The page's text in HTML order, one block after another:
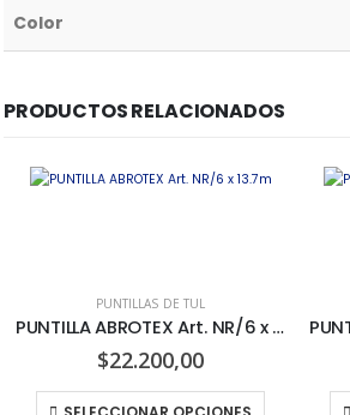
Color
PRODUCTOS RELACIONADOS
PUNTILLAS DE TUL
PUNTILLA ABROTEX Art. NR/6 x 13.7m
$22.200,00